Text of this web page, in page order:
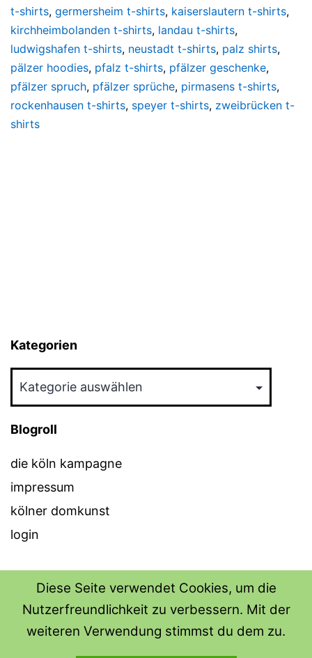
t-shirts, germersheim t-shirts, kaiserslautern t-shirts,
kirchheimbolanden t-shirts, landau t-shirts,
ludwigshafen t-shirts, neustadt t-shirts, palz shirts,
pälzer hoodies, pfalz t-shirts, pfälzer geschenke,
pfälzer spruch, pfälzer sprüche, pirmasens t-shirts,
rockenhausen t-shirts, speyer t-shirts, zweibrücken t-
shirts
Kategorien
Blogroll
die köln kampagne
impressum
kölner domkunst
login
THE SHIRT SHOPS
Datenschutzerklärung
Diese Seite verwendet Cookies, um die
Nutzerfreundlichkeit zu verbessern. Mit der
weiteren Verwendung stimmst du dem zu.